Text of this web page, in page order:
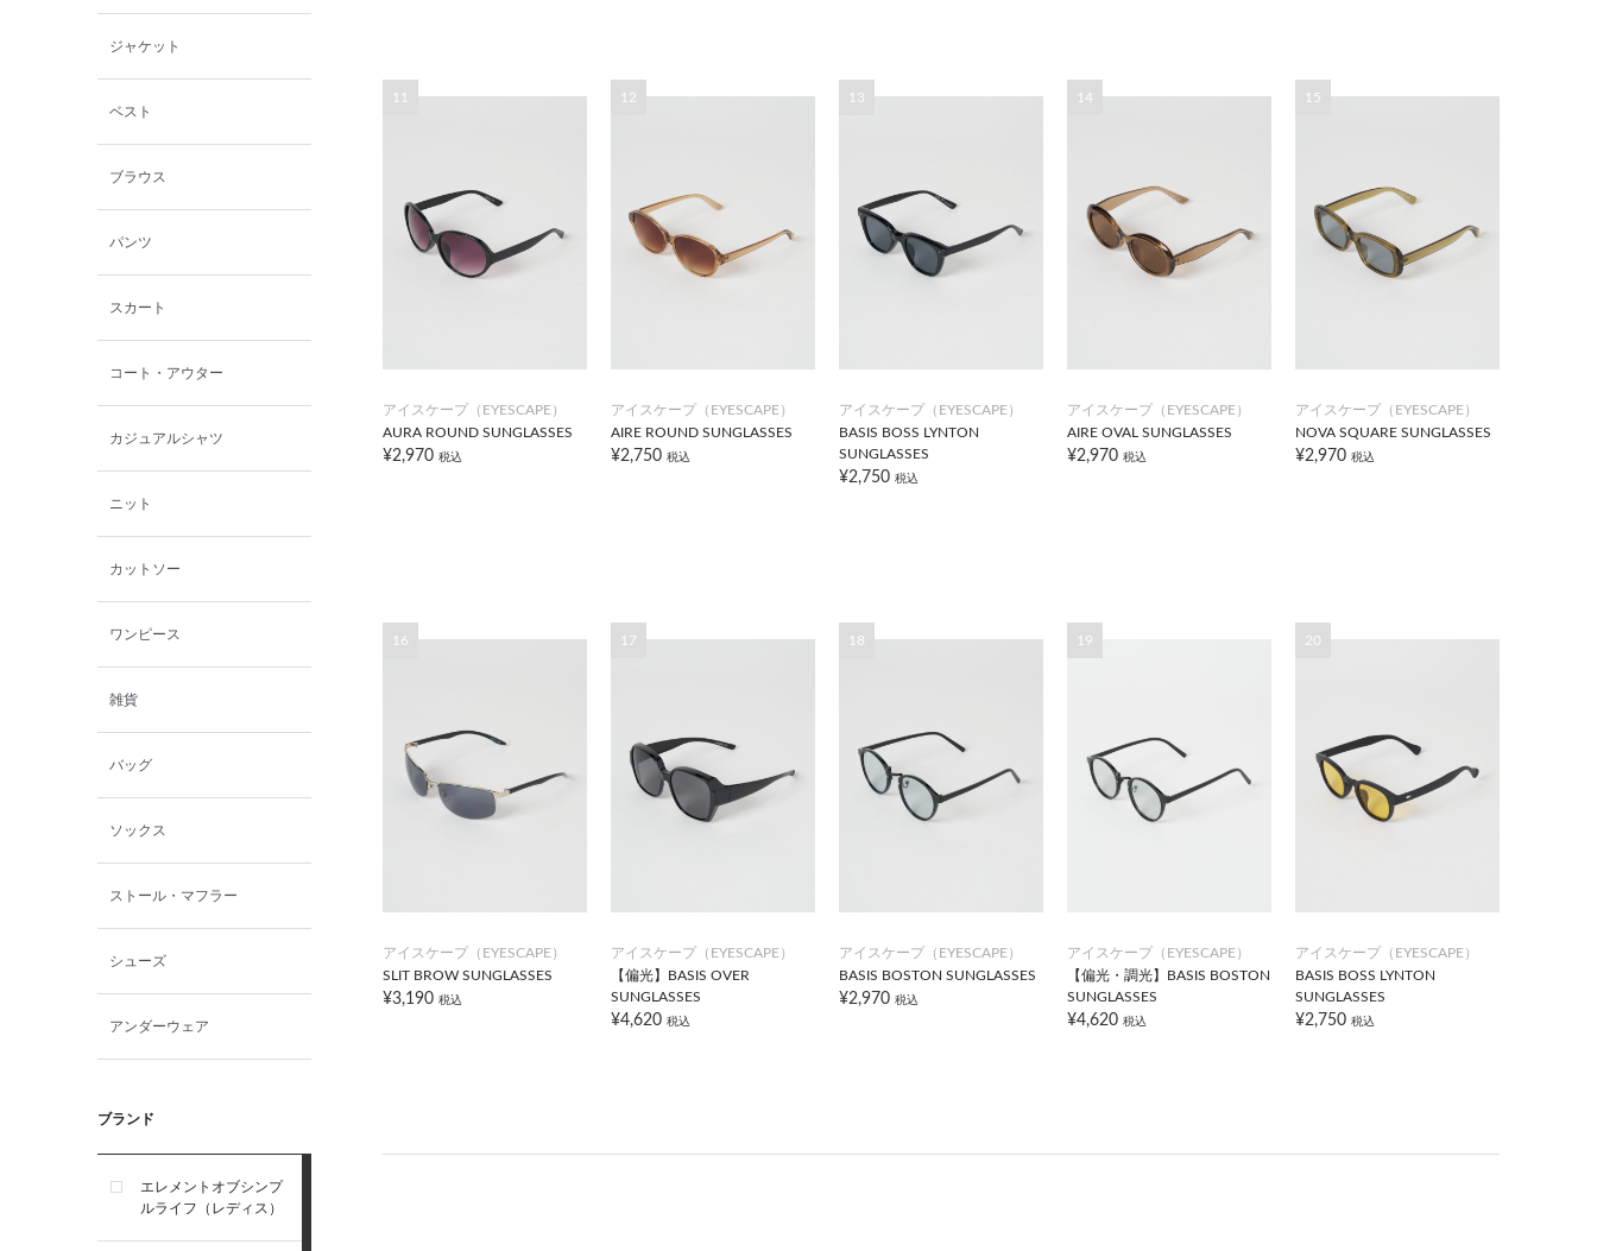
ジャケット
ベスト
ブラウス
パンツ
スカート
コート・アウター
カジュアルシャツ
ニット
カットソー
ワンピース
雑貨
バッグ
ソックス
ストール・マフラー
シューズ
アンダーウェア
ブランド
エレメントオブシンプ
ルライフ（レディス）
11
アイスケープ（EYESCAPE）
AURA ROUND SUNGLASSES
¥2,970 税込
12
アイスケープ（EYESCAPE）
AIRE ROUND SUNGLASSES
¥2,750 税込
13
アイスケープ（EYESCAPE）
BASIS BOSS LYNTON
SUNGLASSES
¥2,750 税込
14
アイスケープ（EYESCAPE）
AIRE OVAL SUNGLASSES
¥2,970 税込
15
アイスケープ（EYESCAPE）
NOVA SQUARE SUNGLASSES
¥2,970 税込
16
アイスケープ（EYESCAPE）
SLIT BROW SUNGLASSES
¥3,190 税込
17
アイスケープ（EYESCAPE）
【偏光】BASIS OVER
SUNGLASSES
¥4,620 税込
18
アイスケープ（EYESCAPE）
BASIS BOSTON SUNGLASSES
¥2,970 税込
19
アイスケープ（EYESCAPE）
【偏光・調光】BASIS BOSTON
SUNGLASSES
¥4,620 税込
20
アイスケープ（EYESCAPE）
BASIS BOSS LYNTON
SUNGLASSES
¥2,750 税込